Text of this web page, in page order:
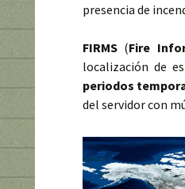
presencia de
FIRMS (Fire
localización de
periodos
del servidor con